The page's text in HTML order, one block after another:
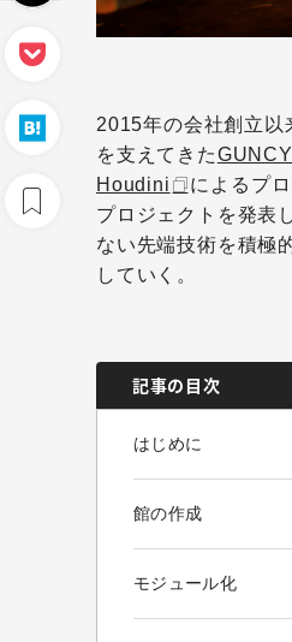
2015年の会社創立以
を支えてきた
Houdini
によるプ
プロジェクトを発表
ない先端技術を積極
していく。
記事の目次
はじめに
館の作成
モジュール化